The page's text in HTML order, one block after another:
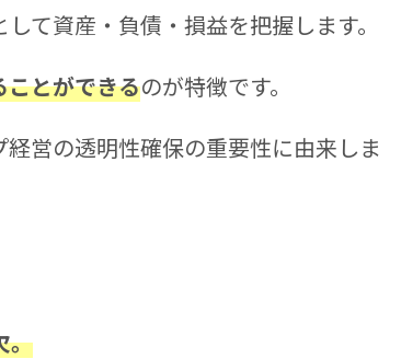
て資産・負債・損益を把握します。
ことができるのが特徴です。
営の透明性確保の重要性に由来しま
。